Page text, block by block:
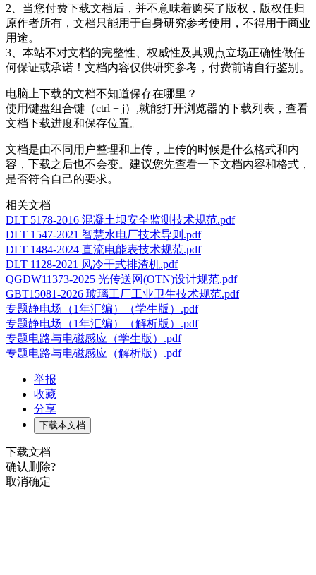
2、当您付费下载文档后，并不意味着购买了版权，版权任归
原作者所有，文档只能用于自身研究参考使用，不得用于商业
用途。
3、本站不对文档的完整性、权威性及其观点立场正确性做任
何保证或承诺！文档内容仅供研究参考，付费前请自行鉴别。
电脑上下载的文档不知道保存在哪里？
使用键盘组合键（ctrl + j）,就能打开浏览器的下载列表，查看
文档下载进度和保存位置。
文档是由不同用户整理和上传，上传的时候是什么格式和内
容，下载之后也不会变。建议您先查看一下文档内容和格式，
是否符合自己的要求。
相关文档
DLT 5178-2016 混凝土坝安全监测技术规范.pdf
DLT 1547-2021 智慧水电厂技术导则.pdf
DLT 1484-2024 直流电能表技术规范.pdf
DLT 1128-2021 风冷干式排渣机.pdf
QGDW11373-2025 光传送网(OTN)设计规范.pdf
GBT15081-2026 玻璃工厂工业卫生技术规范.pdf
专题静电场（1年汇编）（学生版）.pdf
专题静电场（1年汇编）（解析版）.pdf
专题电路与电磁感应（学生版）.pdf
专题电路与电磁感应（解析版）.pdf
举报
收藏
分享
下载本文档
下载文档
确认删除?
取消确定